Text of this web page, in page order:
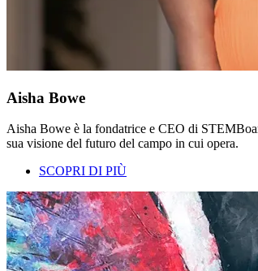
Aisha Bowe
Aisha Bowe è la fondatrice e CEO di
sua visione del futuro del campo in cui opera.
SCOPRI DI PIÙ